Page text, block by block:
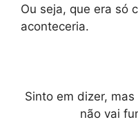
Ou seja, que era só
aconteceria.
Sinto em dizer, mas
não vai